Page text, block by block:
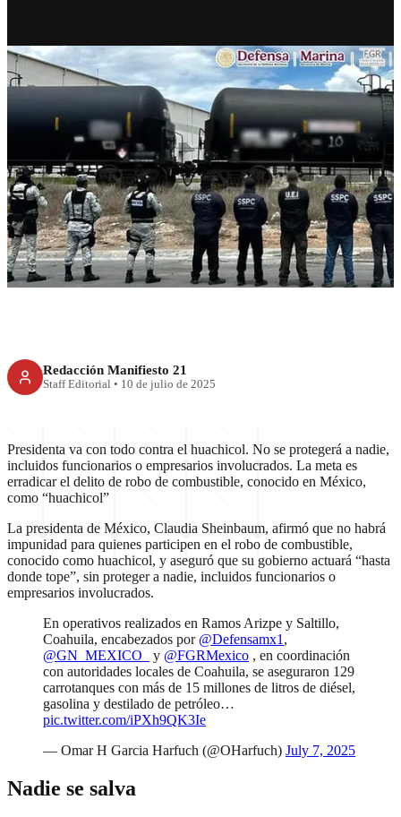
RECIENTE
Combate al huachicol, hasta
donde tope: Sheinbaum
Redacción Manifiesto 21
Staff Editorial • 10 de julio de 2025
Presidenta va con todo contra el huachicol. No se protegerá a nadie,
incluidos funcionarios o empresarios involucrados. La meta es
erradicar el delito de robo de combustible, conocido en México,
como “huachicol”
La presidenta de México, Claudia Sheinbaum, afirmó que no habrá
impunidad para quienes participen en el robo de combustible,
conocido como huachicol, y aseguró que su gobierno actuará “hasta
donde tope”, sin proteger a nadie, incluidos funcionarios o
empresarios involucrados.
En operativos realizados en Ramos Arizpe y Saltillo,
Coahuila, encabezados por @Defensamx1 ,
@GN_MEXICO_
y @FGRMexico , en coordinación
con autoridades locales de Coahuila, se aseguraron 129
carrotanques con más de 15 millones de litros de diésel,
gasolina y destilado de petróleo…
pic.twitter.com/iPXh9QK3Ie
— Omar H Garcia Harfuch (@OHarfuch) July 7, 2025
Nadie se salva